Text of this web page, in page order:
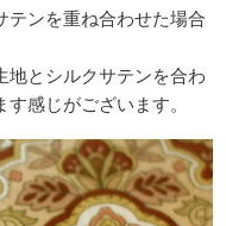
テンを重ね合わせた場合
地とシルクサテンを合わ
感じがございます。